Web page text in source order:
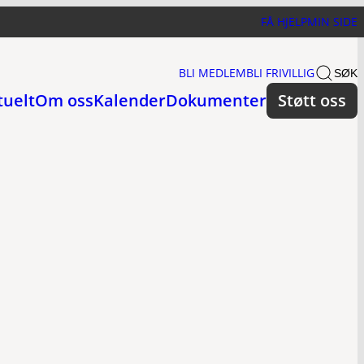
FÅ HJELPMIN SIDE
BLI MEDLEMBLI FRIVILLIG SØK
Om ossKalenderDokumenter Støtt oss